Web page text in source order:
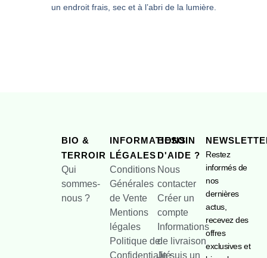
un endroit frais, sec et à l’abri de la lumière.
BIO &
TERROIR
Qui
sommes-
nous ?
INFORMATIONS
LÉGALES
Conditions
Générales
de Vente
Mentions
légales
Politique de
Confidentialité
BESOIN
D'AIDE ?
Nous
contacter
Créer un
compte
Informations
de livraison
Je suis un
Restez
informés de
nos
dernières
actus,
recevez des
offres
exclusives et